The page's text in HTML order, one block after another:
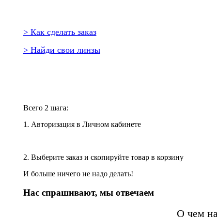
> Как сделать заказ
> Найди свои линзы
Всего 2 шага:
1. Авторизация в Личном кабинете
2. Выберите заказ и скопируйте товар в корзину
И больше ничего не надо делать!
Нас спрашивают, мы отвечаем
О чем